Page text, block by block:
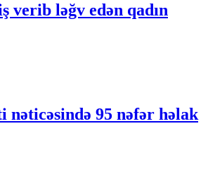
verib ləğv edən qadın
nəticəsində 95 nəfər həlak